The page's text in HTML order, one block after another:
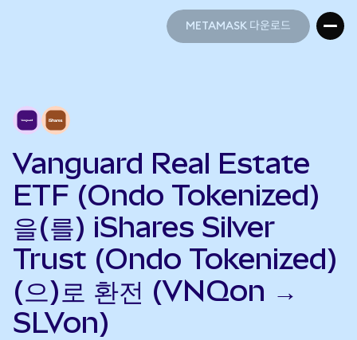
METAMASK 다운로드
Vanguard Real Estate
ETF (Ondo Tokenized)
을(를) iShares Silver
Trust (Ondo Tokenized)
(으)로 환전 (VNQon →
SLVon)